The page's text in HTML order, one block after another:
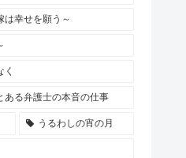
は幸せを願う～
く
ある弁護士の本音の仕事
うるわしの宵の月